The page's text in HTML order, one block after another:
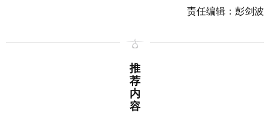
责任编辑：彭剑波
推
荐
内
容